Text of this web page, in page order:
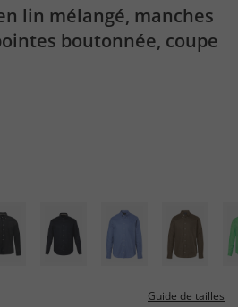
lin mélangé, manches
boutonnée, coupe
Guide de tailles